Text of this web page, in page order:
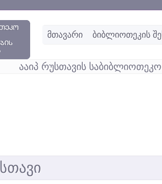
მთავარი ბიბლიოთეკის
ააიპ რუსთავის